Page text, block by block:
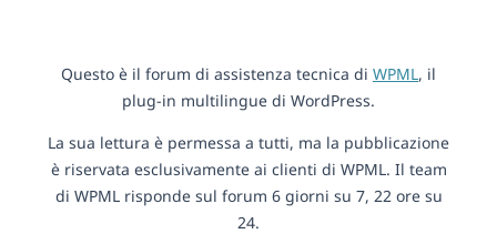
Questo è il forum di assistenza tecnica di WPML, il
plug-in multilingue di WordPress.
La sua lettura è permessa a tutti, ma la pubblicazione
è riservata esclusivamente ai clienti di WPML. Il team
di WPML risponde sul forum 6 giorni su 7, 22 ore su
24.